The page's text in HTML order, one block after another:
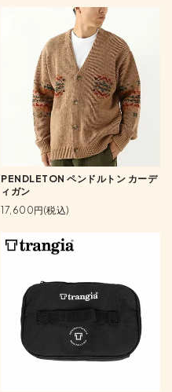
PENDLETON ペンドルトン カーデ
ィガン
17,600円(税込)